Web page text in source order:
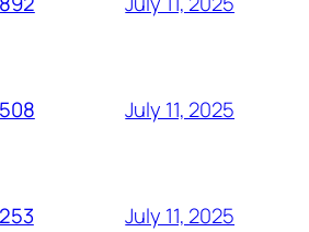
July 11, 2025
July 11, 2025